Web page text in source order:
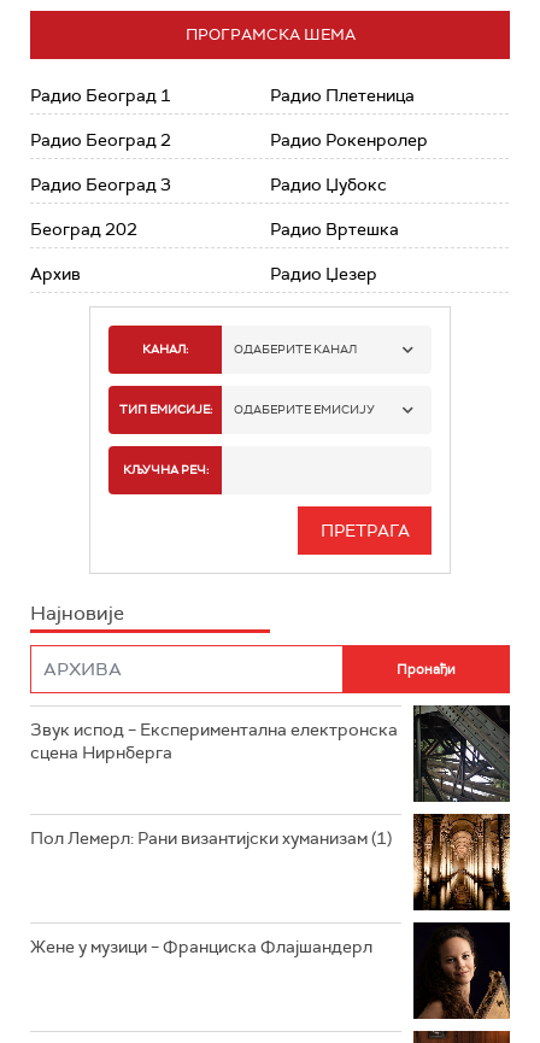
ПРОГРАМСКА ШЕМА
Радио Београд 1
Радио Београд 2
Радио Београд 3
Београд 202
Архив
Радио Плетеница
Радио Рокенролер
Радио Џубокс
Радио Вртешка
Радио Џезер
КАНАЛ: ОДАБЕРИТЕ КАНАЛ
РАДИО БЕОГРАД 1
РАДИО БЕОГРАД 3
РАДИО РОКЕНРОЛЕР
РАДИО ЏЕЗЕР
ТИП ЕМИСИЈЕ: ОДАБЕРИТЕ ЕМИСИЈУ
ИНФО
КЉУЧНА РЕЧ:
Најновије
Звук испод – Експериментална електронска
сцена Нирнберга
Пол Лемерл: Рани византијски хуманизам (1)
Жене у музици – Франциска Флајшандерл